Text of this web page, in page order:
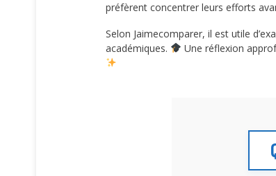
préfèrent concentrer leurs efforts
Selon Jaimecomparer, il est utile
académiques.
Une réflexion